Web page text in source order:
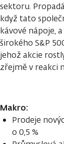
sektoru.
když tato
kávové nápoje,
širokého S&P
jehož akcie
zřejmě v reakci
Makro:
Prodeje
o 0,5 %